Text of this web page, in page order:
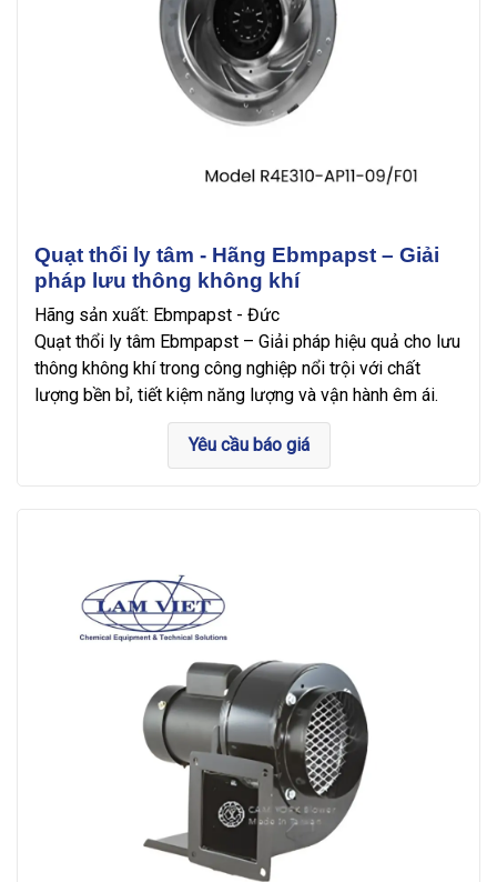
Quạt thổi ly tâm - Hãng Ebmpapst – Giải
pháp lưu thông không khí
Hãng sản xuất: Ebmpapst - Đức
Quạt thổi ly tâm Ebmpapst – Giải pháp hiệu quả cho lưu
thông không khí trong công nghiệp nổi trội với chất
lượng bền bỉ, tiết kiệm năng lượng và vận hành êm ái.
Yêu cầu báo giá